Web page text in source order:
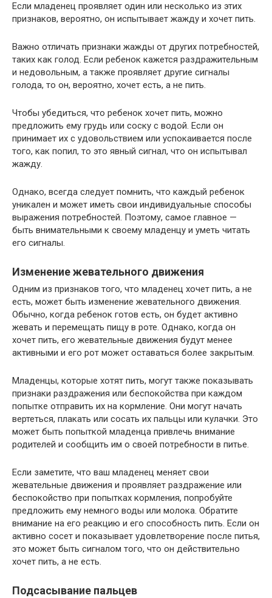
Если младенец проявляет один или несколько из этих
признаков, вероятно, он испытывает жажду и хочет пить.
Важно отличать признаки жажды от других потребностей,
таких как голод. Если ребенок кажется раздражительным
и недовольным, а также проявляет другие сигналы
голода, то он, вероятно, хочет есть, а не пить.
Чтобы убедиться, что ребенок хочет пить, можно
предложить ему грудь или соску с водой. Если он
принимает их с удовольствием или успокаивается после
того, как попил, то это явный сигнал, что он испытывал
жажду.
Однако, всегда следует помнить, что каждый ребенок
уникален и может иметь свои индивидуальные способы
выражения потребностей. Поэтому, самое главное —
быть внимательными к своему младенцу и уметь читать
его сигналы.
Изменение жевательного движения
Одним из признаков того, что младенец хочет пить, а не
есть, может быть изменение жевательного движения.
Обычно, когда ребенок готов есть, он будет активно
жевать и перемещать пищу в роте. Однако, когда он
хочет пить, его жевательные движения будут менее
активными и его рот может оставаться более закрытым.
Младенцы, которые хотят пить, могут также показывать
признаки раздражения или беспокойства при каждом
попытке отправить их на кормление. Они могут начать
вертеться, плакать или сосать их пальцы или кулачки. Это
может быть попыткой младенца привлечь внимание
родителей и сообщить им о своей потребности в питье.
Если заметите, что ваш младенец меняет свои
жевательные движения и проявляет раздражение или
беспокойство при попытках кормления, попробуйте
предложить ему немного воды или молока. Обратите
внимание на его реакцию и его способность пить. Если он
активно сосет и показывает удовлетворение после питья,
это может быть сигналом того, что он действительно
хочет пить, а не есть.
Подсасывание пальцев